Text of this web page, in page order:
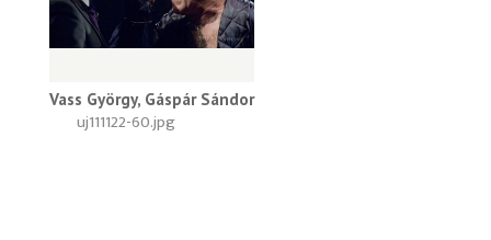
Vass György, Gáspár Sándor
uj111122-60.jpg